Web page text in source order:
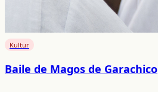
Kultur
Baile de Magos de Garachico